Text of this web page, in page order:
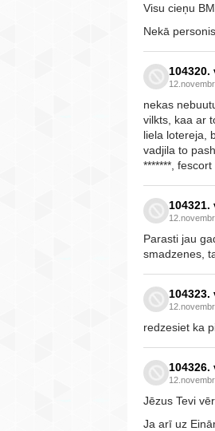
Visu cieņu
Nekā
104320.
nekas
vilkts, kaa ar
liela lotereja,
vadjila to
*******, fescort
104321.
Parasti jau
smadzenes,
104323.
redzesiet ka
104326.
Jēzus Tevi
Ja arī uz